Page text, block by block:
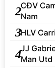
2CĐV
Nam
3HLV
4JJ
Man Utd